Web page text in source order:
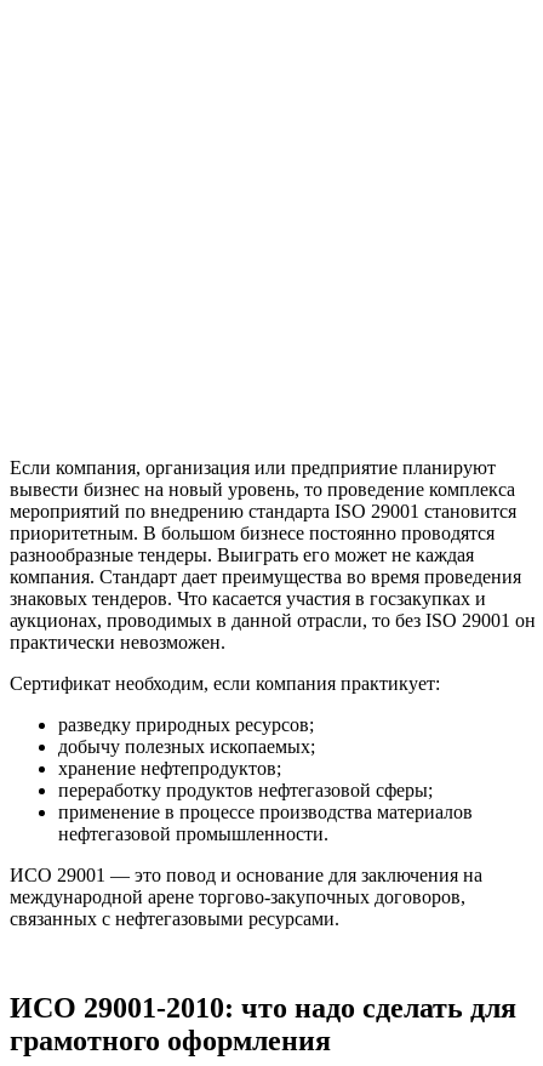
Если компания, организация или предприятие планируют
вывести бизнес на новый уровень, то проведение комплекса
мероприятий по внедрению стандарта ISO 29001 становится
приоритетным. В большом бизнесе постоянно проводятся
разнообразные тендеры. Выиграть его может не каждая
компания. Стандарт дает преимущества во время проведения
знаковых тендеров. Что касается участия в госзакупках и
аукционах, проводимых в данной отрасли, то без ISO 29001 он
практически невозможен.
Сертификат необходим, если компания практикует:
разведку природных ресурсов;
добычу полезных ископаемых;
хранение нефтепродуктов;
переработку продуктов нефтегазовой сферы;
применение в процессе производства материалов
нефтегазовой промышленности.
ИСО 29001 — это повод и основание для заключения на
международной арене торгово-закупочных договоров,
связанных с нефтегазовыми ресурсами.
ИСО 29001-2010: что надо сделать для
грамотного оформления